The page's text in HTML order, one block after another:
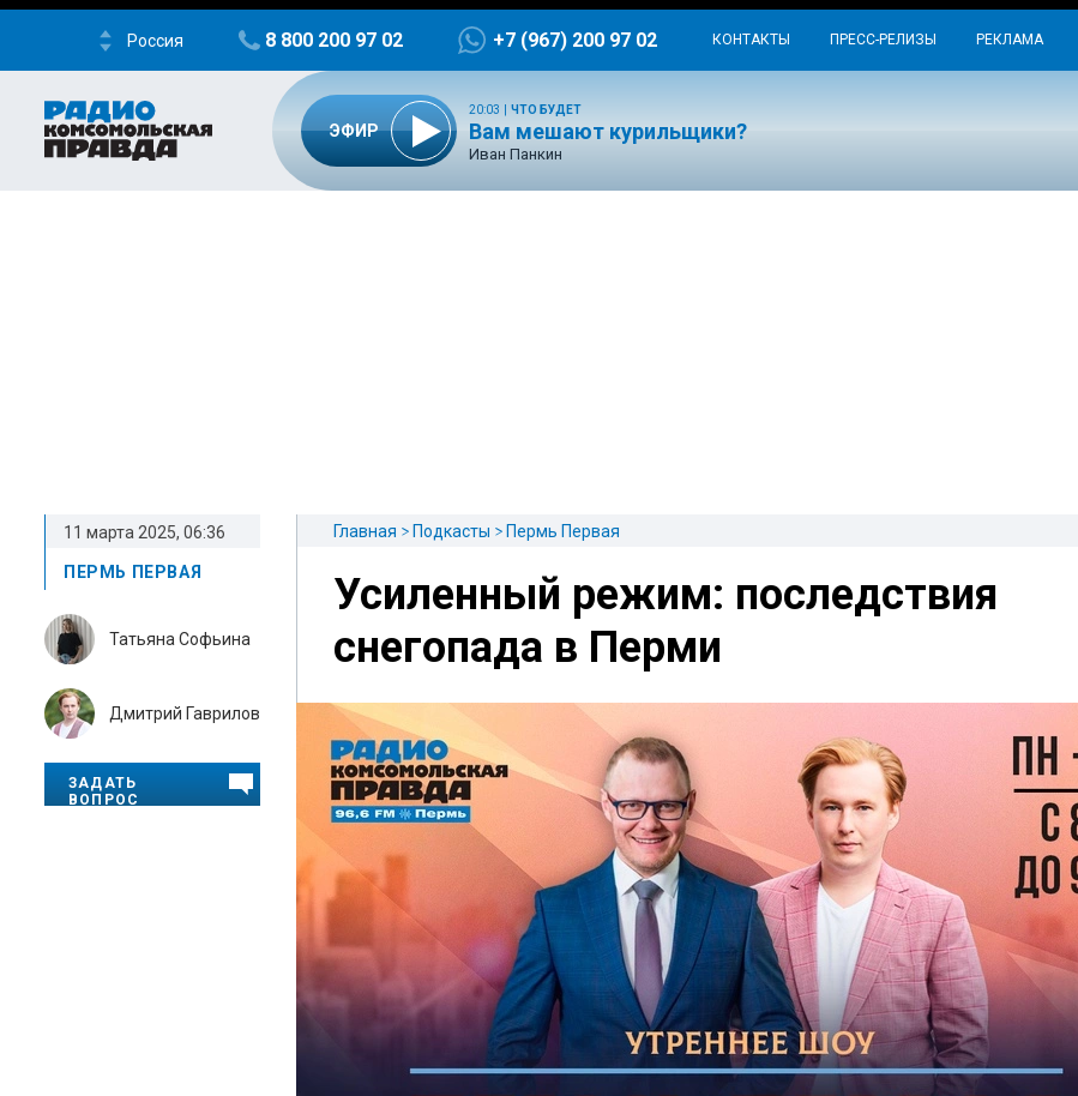
Россия 8 800 200 97 02 +7 (967) 200 97 02 КОНТАКТЫ ПРЕСС-РЕЛИЗЫ РЕКЛАМА
ЭФИР
20:03 ЧТО БУДЕТ
Вам мешают курильщики?
Иван Панкин
Главная Подкасты Пермь Первая
Усиленный режим: последствия
снегопада в Перми
11 марта 2025, 06:36
ПЕРМЬ ПЕРВАЯ
Татьяна Софьина
Дмитрий Гаврилов
ЗАДАТЬ
ВОПРОС